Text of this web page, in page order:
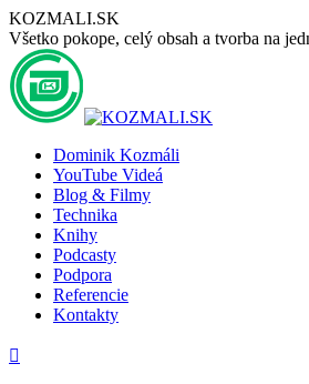
Preskočiť
na
obsah
KOZMALI.SK
Všetko pokope, celý obsah a tvorba na
Dominik Kozmáli
YouTube Videá
Blog & Filmy
Technika
Knihy
Podcasty
Podpora
Referencie
Kontakty
Stránka
Stránka
Stránka